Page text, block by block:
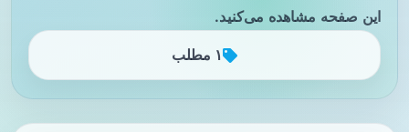
این صفحه مشاهده می‌کنید.
۱ مطلب